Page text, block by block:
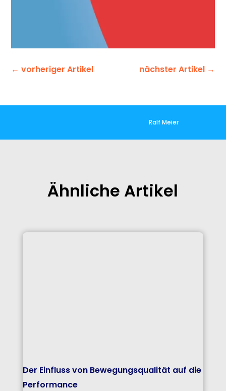
←vorheriger Artikel nächster Artikel→
Ralf Meier
Ähnliche Artikel
Der Einfluss von Bewegungsqualität auf die
Performance